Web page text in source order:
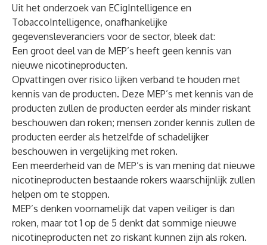
Uit het onderzoek van ECigIntelligence en
TobaccoIntelligence, onafhankelijke
gegevensleveranciers voor de sector, bleek dat:
Een groot deel van de MEP’s heeft geen kennis van
nieuwe nicotineproducten.
Opvattingen over risico lijken verband te houden met
kennis van de producten. Deze MEP’s met kennis van de
producten zullen de producten eerder als minder riskant
beschouwen dan roken; mensen zonder kennis zullen de
producten eerder als hetzelfde of schadelijker
beschouwen in vergelijking met roken.
Een meerderheid van de MEP’s is van mening dat nieuwe
nicotineproducten bestaande rokers waarschijnlijk zullen
helpen om te stoppen.
MEP’s denken voornamelijk dat vapen veiliger is dan
roken, maar tot 1 op de 5 denkt dat sommige nieuwe
nicotineproducten net zo riskant kunnen zijn als roken.